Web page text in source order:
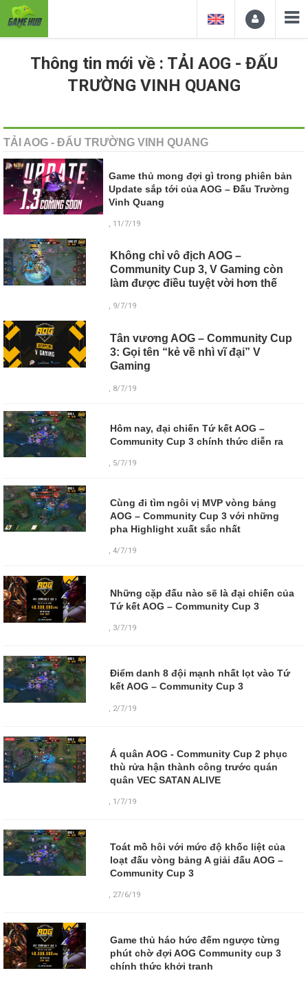
Thông tin mới về : TẢI AOG - ĐẤU
TRƯỜNG VINH QUANG
TẢI AOG - ĐẤU TRƯỜNG VINH QUANG
Game thủ mong đợi gì trong phiên bản
Update sắp tới của AOG – Đấu Trường
Vinh Quang
, 11/7/19
Không chỉ vô địch AOG –
Community Cup 3, V Gaming còn
làm được điều tuyệt vời hơn thế
, 9/7/19
Tân vương AOG – Community Cup
3: Gọi tên “kẻ về nhì vĩ đại” V
Gaming
, 8/7/19
Hôm nay, đại chiến Tứ kết AOG –
Community Cup 3 chính thức diễn ra
, 5/7/19
Cùng đi tìm ngôi vị MVP vòng bảng
AOG – Community Cup 3 với những
pha Highlight xuất sắc nhất
, 4/7/19
Những cặp đấu nào sẽ là đại chiến của
Tứ kết AOG – Community Cup 3
, 3/7/19
Điểm danh 8 đội mạnh nhất lọt vào Tứ
kết AOG – Community Cup 3
2/7/19
Á quân AOG - Community Cup 2 phục
thù rửa hận thành công trước quán
quân VEC SATAN ALIVE
, 1/7/19
Toát mồ hôi với mức độ khốc liệt của
loạt đấu vòng bảng A giải đấu AOG –
Community Cup 3
, 27/6/19
Game thủ háo hức đếm ngược từng
phút chờ đợi AOG Community cup 3
chính thức khởi tranh